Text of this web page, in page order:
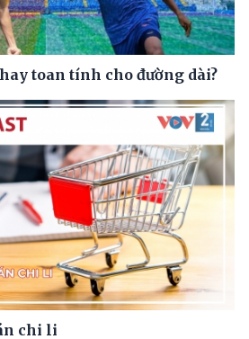
toan tính cho đường dài?
chi li